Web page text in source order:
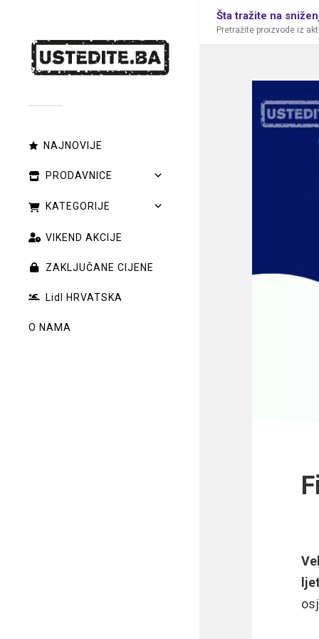
NAJNOVIJE
PRODAVNICE
KATEGORIJE
VIKEND AKCIJE
ZAKLJUČANE CIJENE
Lidl HRVATSKA
O NAMA
Šta tražite na
Pretražite proizvode iz